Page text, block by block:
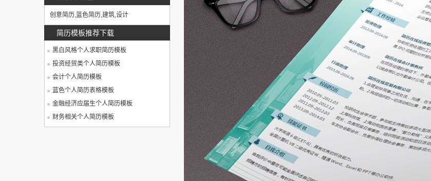
创意简历,蓝色简历,建筑,设计
简历模板推荐下载
黑白风格个人求职简历模板
投资经贸类个人简历模板
会计个人简历模板
蓝色个人简历表格模板
金融经济应届生个人简历模板
财务相关个人简历模板